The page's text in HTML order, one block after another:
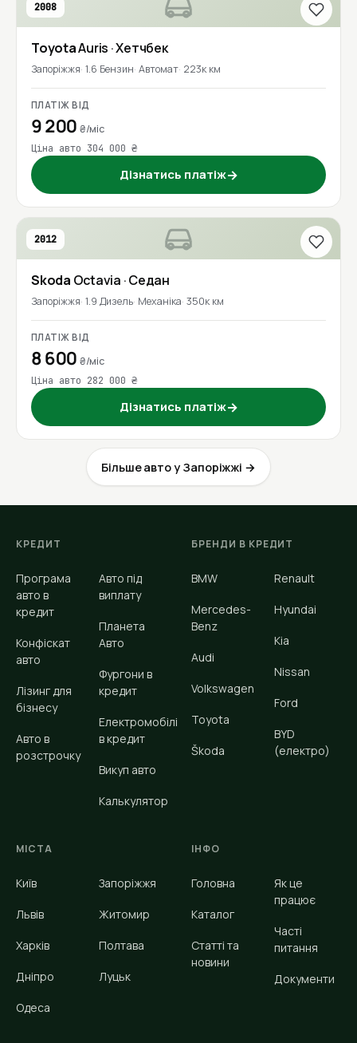
2008
ToyotaAuris · Хетчбек
Запоріжжя 1.6 Бензин Автомат 223к км
ПЛАТІЖ ВІД
9 200₴/міс
Ціна авто 304 000 ₴
Дізнатись платіж→
2012
Skoda Octavia · Седан
Запоріжжя 1.9 Дизель Механіка 350к км
ПЛАТІЖ ВІД
8 600₴/міс
Ціна авто 282 000 ₴
Дізнатись платіж→
Більше авто у Запоріжжі →
КРЕДИТ
Програма
авто в
кредит
Конфіскат
авто
Лізинг для
бізнесу
Авто в
розстрочку
Авто під
виплату
Планета
Авто
Фургони в
кредит
Електромобілі
в кредит
Викуп авто
Калькулятор
БРЕНДИ В КРЕДИТ
BMW
Mercedes-
Benz
Audi
Volkswagen
Toyota
Škoda
Renault
Hyundai
Kia
Nissan
Ford
BYD
(електро)
МІСТА
Київ
Львів
Харків
Дніпро
Одеса
Запоріжжя
Житомир
Полтава
Луцьк
ІНФО
Головна
Каталог
Статті та
новини
Як це
працює
Часті
питання
Документи